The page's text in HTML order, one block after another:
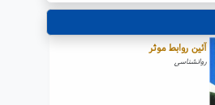
آئین روابط موثر
روانشناسی